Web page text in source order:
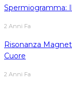
Spermiogramma:
2 Anni Fa
Risonanza
Cuore
2 Anni Fa